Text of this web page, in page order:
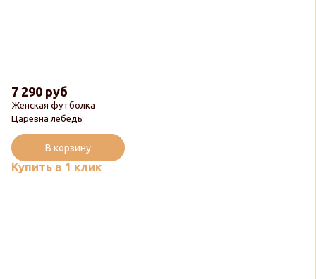
Женская футболка
Царевна лебедь
7 290 руб
Купить в 1 клик
В корзину